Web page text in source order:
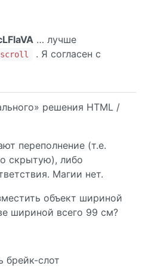
… лучше
scroll
. Я согласен с
решения HTML /
переполнение (т.е.
скрытую), либо
Магии нет.
объект шириной
шириной всего 99 см?
брейк-слот